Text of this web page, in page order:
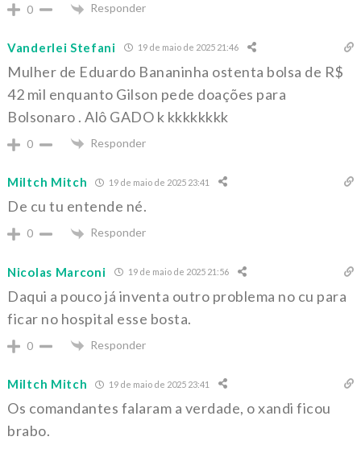
0 Responder
Vanderlei Stefani 19 de maio de 2025 21:46
Mulher de Eduardo Bananinha ostenta bolsa de R$
42 mil enquanto Gilson pede doações para
Bolsonaro . Alô GADO k kkkkkkkk
0 Responder
Miltch Mitch 19 de maio de 2025 23:41
De cu tu entende né.
0 Responder
Nicolas Marconi 19 de maio de 2025 21:56
Daqui a pouco já inventa outro problema no cu para
ficar no hospital esse bosta.
0 Responder
Miltch Mitch 19 de maio de 2025 23:41
Os comandantes falaram a verdade, o xandi ficou
brabo.